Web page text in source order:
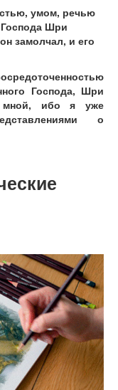
Господа, Шри
мной, ибо я уже
о